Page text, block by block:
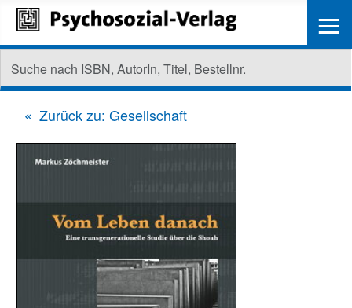
Zurück zu: Gesellschaft
≡